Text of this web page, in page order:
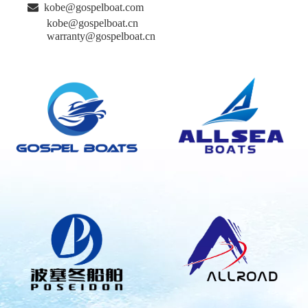
 kobe@gospelboat.com
kobe@gospelboat.cn
warranty@gospelboat.cn